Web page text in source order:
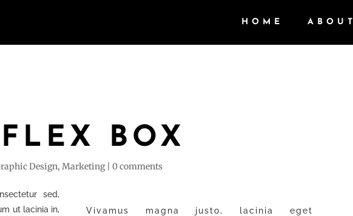
HOME ABOUT
BOX
Design,Marketing|0 comments
sed,
ut lacinia in,
Vivamus magna justo, lacinia eget